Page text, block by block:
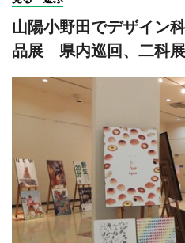
山陽小野田でデザイン
品展 県内巡回、二科